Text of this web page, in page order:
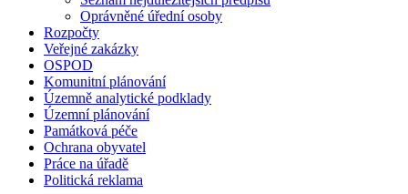
Oprávněné úřední osoby
Rozpočty
Veřejné zakázky
OSPOD
Komunitní plánování
Územně analytické podklady
Územní plánování
Památková péče
Ochrana obyvatel
Práce na úřadě
Politická reklama